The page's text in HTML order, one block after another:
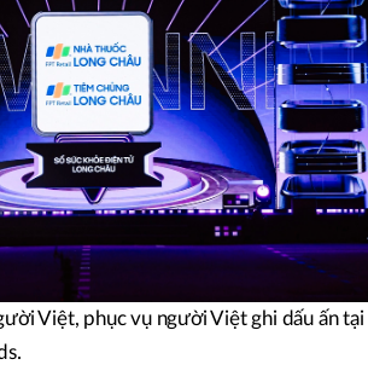
Việt, phục vụ người Việt ghi dấu ấn tại